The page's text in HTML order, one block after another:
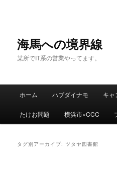
海馬への境界線
某所でIT系の営業やってます。
メ
メ
イ
サ
ブ
ホーム ハブダイナモ キャ
たけお問題 横浜市×CCC
タグ別アーカイブ: ツタヤ図書館